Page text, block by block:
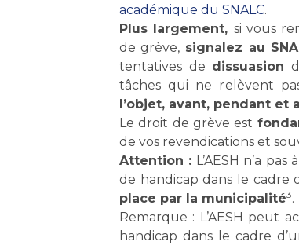
académique du SNALC.
Plus largement, si vous
de grève, signalez au
tentatives de dissuasion
tâches qui ne relèvent
l’objet, avant, pendant et
Le droit de grève est
de vos revendications et
Attention : L’AESH n’a
de handicap dans le cadre d
place par la municipalité3.
Remarque : L’AESH peut
handicap dans le cadre